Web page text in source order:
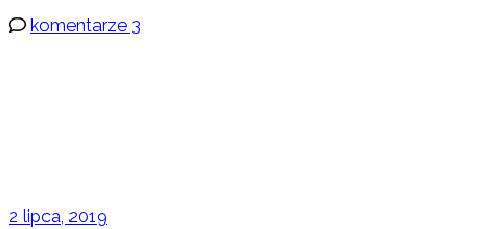
komentarze 3
2 lipca, 2019